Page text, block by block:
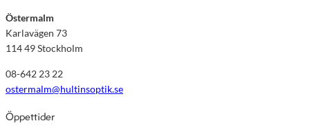
Östermalm
Karlavägen 73
114 49 Stockholm
08-642 23 22
ostermalm@hultinsoptik.se
Öppettider